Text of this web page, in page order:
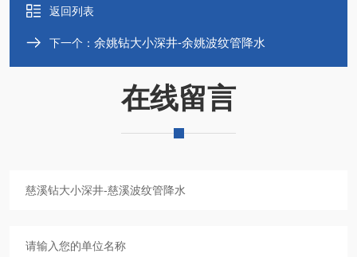
返回列表
下一个： 余姚钻大小深井-余姚波纹管降水
在线留言